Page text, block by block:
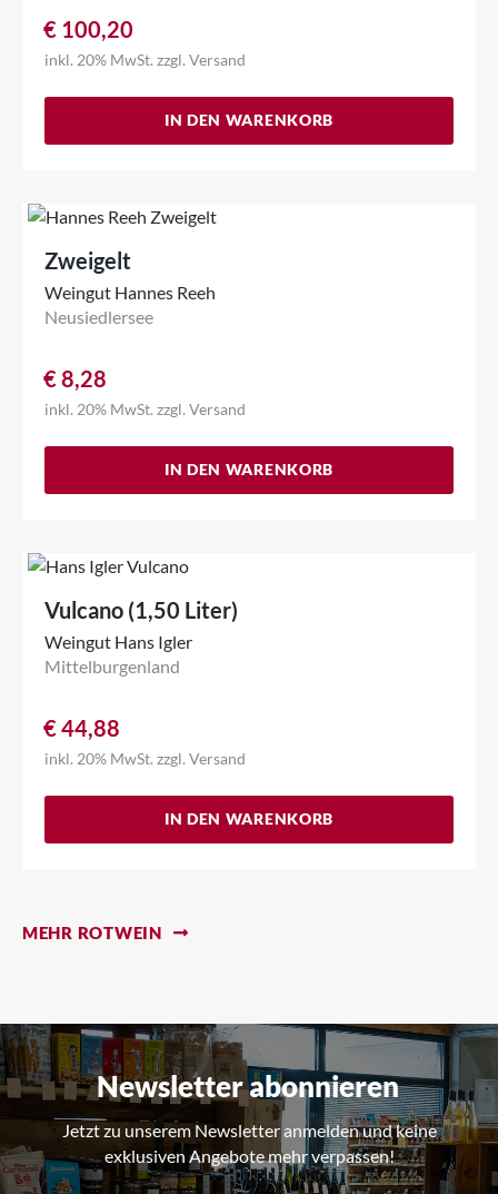
€ 100,20
inkl. 20% MwSt. zzgl.Versand
IN DEN WARENKORB
Zweigelt
Weingut Hannes Reeh
Neusiedlersee
€8,28
inkl. 20% MwSt. zzgl.Versand
IN DEN WARENKORB
Vulcano (1,50 Liter)
Weingut Hans Igler
Mittelburgenland
€44,88
inkl. 20% MwSt. zzgl.Versand
IN DEN WARENKORB
MEHR ROTWEIN
Newsletter abonnieren
Jetzt zu unserem Newsletter anmelden und keine
exklusiven Angebote mehr verpassen!